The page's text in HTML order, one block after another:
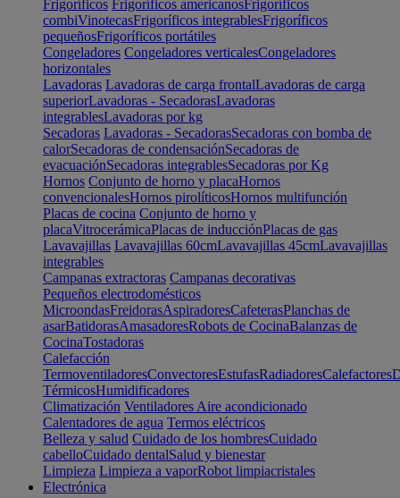
Frigoríficos Frigoríficos americanosFrigoríficos
combiVinotecasFrigoríficos integrablesFrigoríficos
pequeñosFrigoríficos portátiles
Congeladores Congeladores verticalesCongeladores
horizontales
Lavadoras Lavadoras de carga frontalLavadoras de carga
superiorLavadoras - SecadorasLavadoras
integrablesLavadoras por kg
Secadoras Lavadoras - SecadorasSecadoras con bomba de
calorSecadoras de condensaciónSecadoras de
evacuaciónSecadoras integrablesSecadoras por Kg
Hornos Conjunto de horno y placaHornos
convencionalesHornos pirolíticosHornos multifunción
Placas de cocina Conjunto de horno y
placaVitrocerámicaPlacas de inducciónPlacas de gas
Lavavajillas Lavavajillas 60cmLavavajillas 45cmLavavajillas
integrables
Campanas extractoras Campanas decorativas
Pequeños electrodomésticos
MicroondasFreidorasAspiradoresCafeterasPlanchas de
asarBatidorasAmasadoresRobots de CocinaBalanzas de
CocinaTostadoras
Calefacción
TermoventiladoresConvectoresEstufasRadiadoresCalefactores
TérmicosHumidificadores
Climatización Ventiladores Aire acondicionado
Calentadores de agua Termos eléctricos
Belleza y salud Cuidado de los hombresCuidado
cabelloCuidado dentalSalud y bienestar
Limpieza Limpieza a vaporRobot limpiacristales
Electrónica